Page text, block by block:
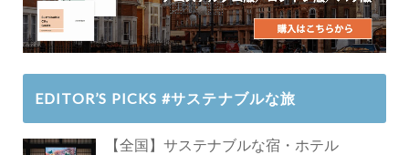
EDITOR’S PICKS #サステナブルな旅
【全国】サステナブルな宿・ホテル